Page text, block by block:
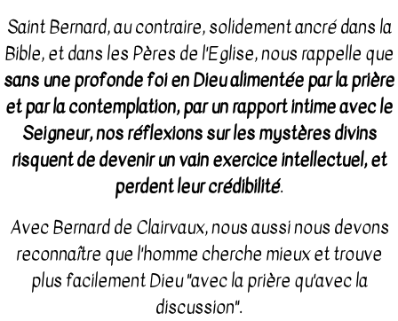
Saint Bernard, au contraire, solidement ancré dans la
Bible, et dans les Pères de l'Eglise, nous rappelle que
sans une profonde foi en Dieu alimentée par la prière
et par la contemplation, par un rapport intime avec le
Seigneur, nos réflexions sur les mystères divins
risquent de devenir un vain exercice intellectuel, et
perdent leur crédibilité.
Avec Bernard de Clairvaux, nous aussi nous devons
reconnaître que l'homme cherche mieux et trouve
plus facilement Dieu "avec la prière qu'avec la
discussion".